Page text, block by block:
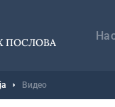
ПОСЛОВА
Видео